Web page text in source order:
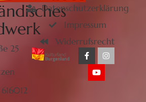
25
Datenschutzerklärung
Impressum
Widerrufsrecht